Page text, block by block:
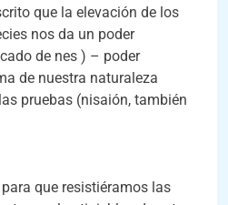
que la elevación de los
nos da un poder
de nes ) – poder
de nuestra naturaleza
pruebas (nisaión, también
que resistiéramos las